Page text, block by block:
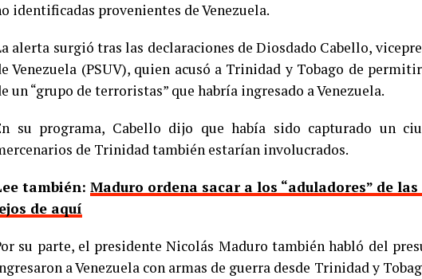
identificadas provenientes de Venezuela.
alerta surgió tras las declaraciones de Diosdado Cabello,
Venezuela (PSUV), quien acusó a Trinidad y Tobago de
un “grupo de terroristas” que habría ingresado a Venezuela.
su programa, Cabello dijo que había sido capturado un
de Trinidad también estarían involucrados.
también: Maduro ordena sacar a los “aduladores” de
de aquí
su parte, el presidente Nicolás Maduro también habló del
a Venezuela con armas de guerra desde Trinidad y